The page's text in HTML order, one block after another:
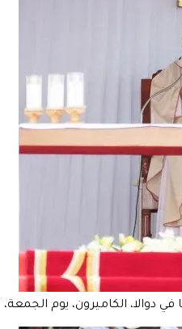
الخامس من زيارته الرعوية التي تستمر 11 يومًا إلى إفريقيا.